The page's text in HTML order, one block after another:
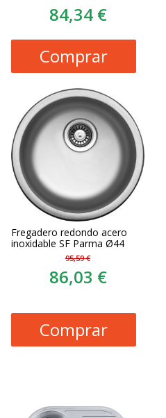
84,34 €
Comprar
Fregadero redondo acero
inoxidable SF Parma Ø44
95,59 €
86,03 €
Comprar